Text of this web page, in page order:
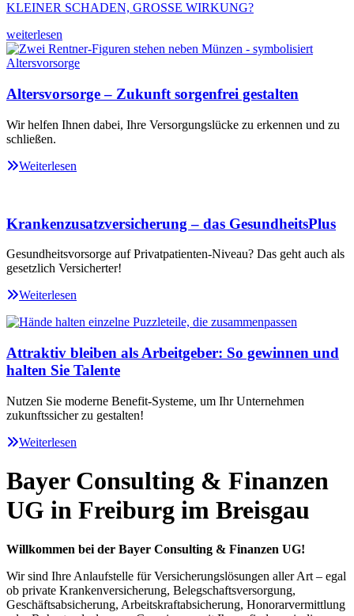
KLEINER SCHADEN, GROSSE WIRKUNG?
weiterlesen
Altersvorsorge – Zukunft sorgenfrei gestalten
Wir helfen Ihnen dabei, Ihre Versorgungslücke zu erkennen und zu
schließen.
Weiterlesen
Krankenzusatzversicherung – das GesundheitsPlus
Gesundheitsvorsorge auf Privatpatienten-Niveau? Das geht auch als
gesetzlich Versicherter!
Weiterlesen
Attraktiv bleiben als Arbeitgeber: So gewinnen und
halten Sie Talente
Nutzen Sie moderne Benefit-Systeme, um Ihr Unternehmen
zukunftssicher zu gestalten!
Weiterlesen
Bayer Consulting & Finanzen
UG in Freiburg im Breisgau
Willkommen bei der Bayer Consulting & Finanzen UG!
Wir sind Ihre Anlaufstelle für Versicherungslösungen aller Art – egal
ob private Krankenversicherung, Belegschaftsversorgung,
Geschäftsabsicherung, Arbeitskraftabsicherung, Honorarvermittlung